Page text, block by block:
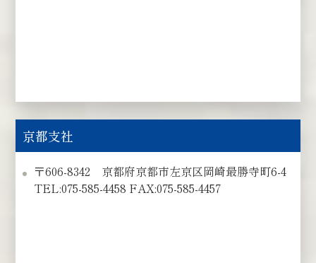
京都支社
〒606-8342 京都府京都市左京区岡崎最勝寺町6-4
TEL:075-585-4458 FAX:075-585-4457